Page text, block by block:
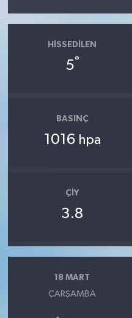
HISSEDILEN
5°
BASINÇ
1016 hpa
ÇIY
3.8
18 MART
ÇARŞAMBA